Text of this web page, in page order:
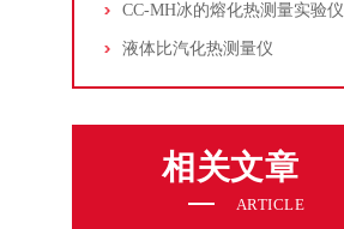
CC-MH冰的熔化热测量实验仪
液体比汽化热测量仪
相关文章
ARTICLE